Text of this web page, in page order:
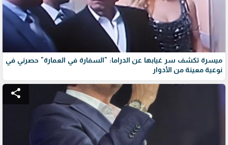
ميسرة تكشف سر غيابها عن الدراما: "السفارة في العمارة" حصرني في
نوعية معينة من الأدوار
share